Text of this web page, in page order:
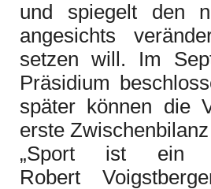
und spiegelt den
angesichts
setzen will. Im
Präsidium
später können die
erste
„Sport ist ein
Robert